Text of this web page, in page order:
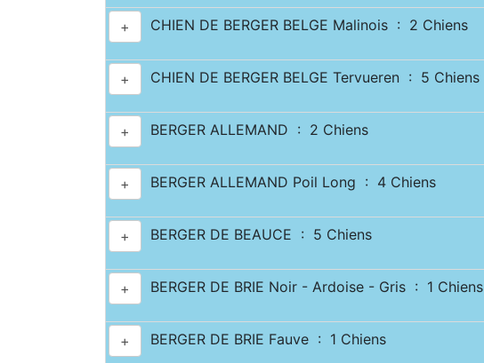
+ CHIEN DE BERGER BELGE Malinois : 2 Chiens
+ CHIEN DE BERGER BELGE Tervueren : 5 Chiens
+ BERGER ALLEMAND : 2 Chiens
+ BERGER ALLEMAND Poil Long : 4 Chiens
+ BERGER DE BEAUCE : 5 Chiens
+ BERGER DE BRIE Noir - Ardoise - Gris : 1 Chiens
+ BERGER DE BRIE Fauve : 1 Chiens